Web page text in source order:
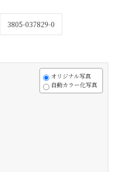
3805-037829-0
オリジナル写真
自動カラー化写真